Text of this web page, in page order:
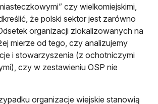
czy wielkomiejskimi,
że polski sektor jest zarówno
organizacji zlokalizowanych na
mierze od tego, czy analizujemy
i stowarzyszenia (z ochotniczymi
czy w zestawieniu OSP nie
organizacje wiejskie stanowią